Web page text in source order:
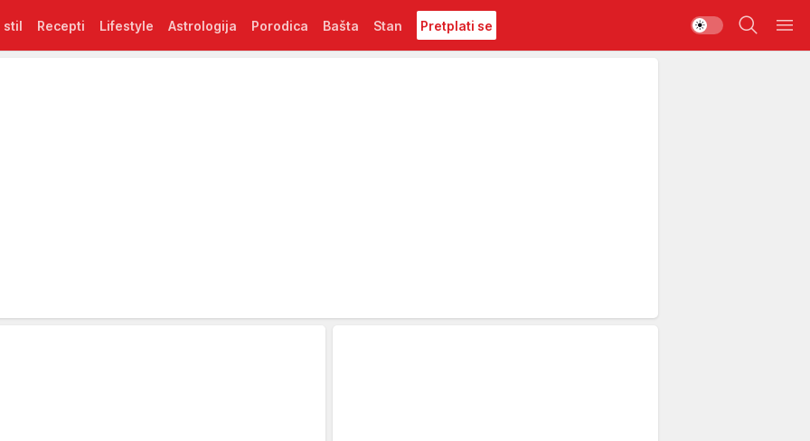
stil Recepti Lifestyle Astrologija Porodica Bašta Stan Pretplati se